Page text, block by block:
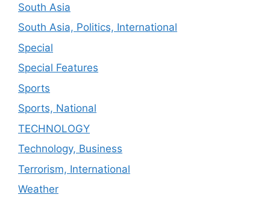
South Asia
South Asia, Politics, International
Special
Special Features
Sports
Sports, National
TECHNOLOGY
Technology, Business
Terrorism, International
Weather